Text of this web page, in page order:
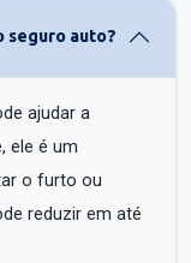
seguro auto?
ajudar a
ele é um
o furto ou
reduzir em até